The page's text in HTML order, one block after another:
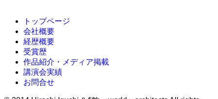
トップページ
会社概要
経歴概要
受賞歴
作品紹介・メディア掲載
講演会実績
お問合せ